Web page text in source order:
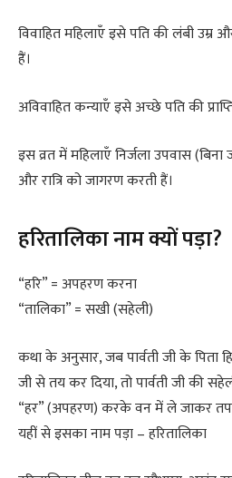
विवाहित महिलाएँ इसे पति की लंबी
हैं।
अविवाहित कन्याएँ इसे अच्छे पति की
इस व्रत में महिलाएँ निर्जला उपवास
और रात्रि को जागरण करती हैं।
हरितालिका नाम क्यों पड़ा?
“हरि” = अपहरण करना
“तालिका” = सखी (सहेली)
कथा के अनुसार, जब पार्वती जी के पिता
जी से तय कर दिया, तो पार्वती जी की
“हर” (अपहरण) करके वन में ले जाकर तप
यहीं से इसका नाम पड़ा – हरितालिका